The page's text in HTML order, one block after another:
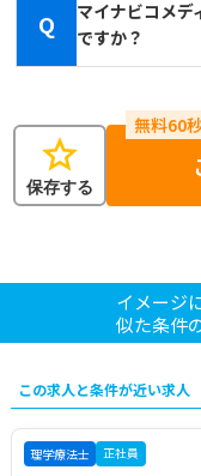
Q
マイナビコメデ
ですか？
star
保存する
イメージ
似た条件
この求人と条件が近い求人
理学療法士 正社員